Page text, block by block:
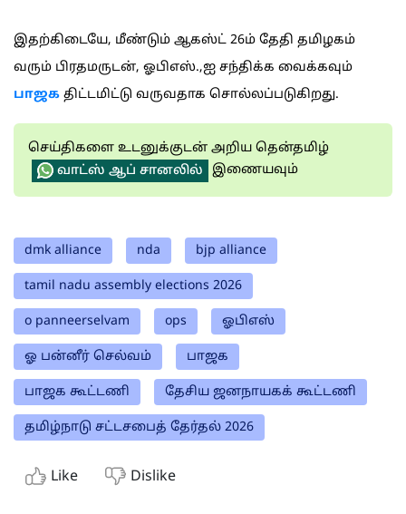
இதற்கிடையே, மீண்டும் ஆகஸ்ட் 26ம் தேதி தமிழகம்
வரும் பிரதமருடன், ஓபிஎஸ்.,ஐ சந்திக்க வைக்கவும்
பாஜக திட்டமிட்டு வருவதாக சொல்லப்படுகிறது.
செய்திகளை உடனுக்குடன் அறிய தென்தமிழ்
வாட்ஸ் ஆப் சானலில்
இணையவும்
dmk alliance nda bjp alliance
tamil nadu assembly elections 2026
o panneerselvam ops ஓபிஎஸ்
ஓ பன்னீர் செல்வம் பாஜக
பாஜக கூட்டணி தேசிய ஜனநாயகக் கூட்டணி
தமிழ்நாடு சட்டசபைத் தேர்தல் 2026
Like Dislike